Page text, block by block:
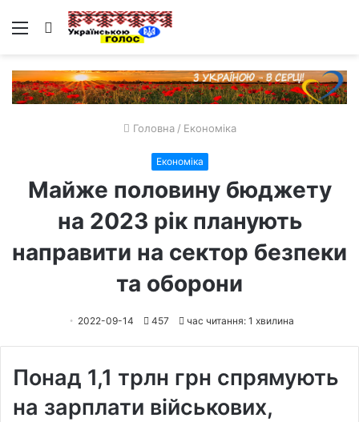
Меню Пошук
Головна / Економіка
Економіка
Майже половину бюджету
на 2023 рік планують
направити на сектор безпеки
та оборони
2022-09-14 457 час читання: 1 хвилина
Понад 1,1 трлн грн спрямують
на зарплати військових,